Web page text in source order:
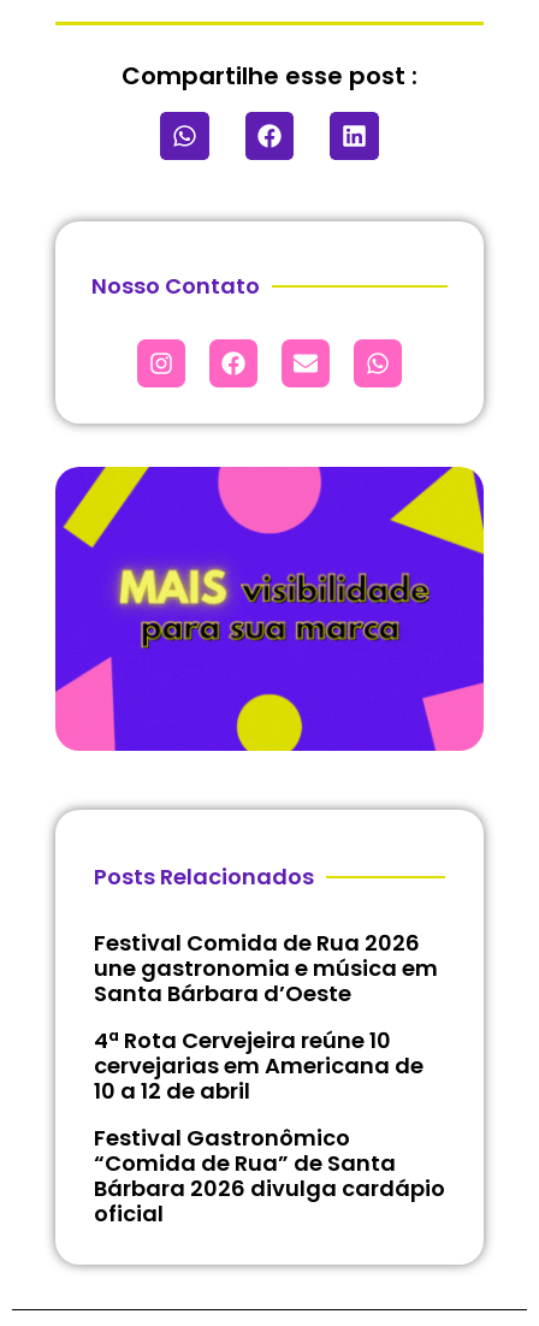
Compartilhe esse post :
Nosso Contato
Posts Relacionados
Festival Comida de Rua 2026
une gastronomia e música em
Santa Bárbara d’Oeste
4ª Rota Cervejeira reúne 10
cervejarias em Americana de
10 a 12 de abril
Festival Gastronômico
“Comida de Rua” de Santa
Bárbara 2026 divulga cardápio
oficial